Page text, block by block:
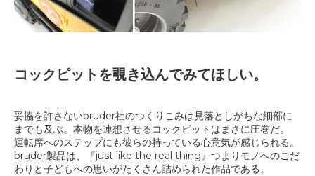
コックピットを覗き込んでみてほしい。
妥協を許さないbruder社のつくりこみは見落としがちな細部に
までも及ぶ。本物を連想させるコックピットはまさに圧巻だ。
運転席へのステップにも彼らの持っている心意気が感じられる。
bruder製品は、『just like the real thing』つまりモノへのこだ
わりと子どもへの思いがたくさん詰められた作品である。